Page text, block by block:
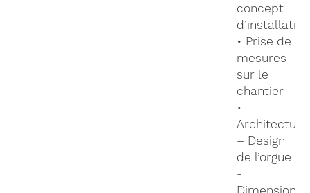
concept
d’installation
• Prise de
mesures
sur le
chantier
•
Architecture
– Design
de l’orgue
-